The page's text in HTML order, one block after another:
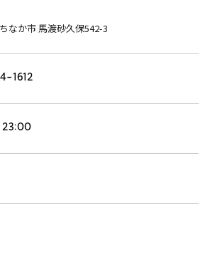
なか市 馬渡砂久保542-3
1612
23:00